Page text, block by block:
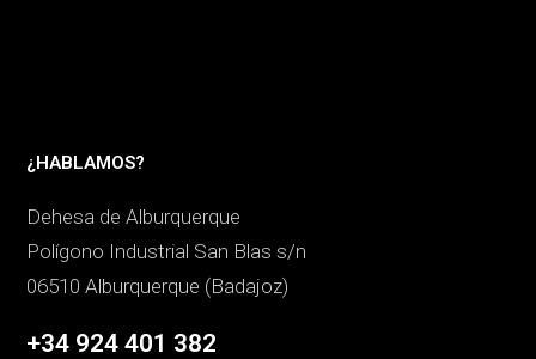
¿HABLAMOS?
Dehesa de Alburquerque
Polígono Industrial San Blas s/n
06510 Alburquerque (Badajoz)
+34 924 401 382